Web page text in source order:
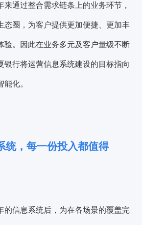
来通过整合需求链条上的业务环节，
态圈，为客户提供更加便捷、更加丰
验。因此在业务多元及客户量级不断
银行将运营信息系统建设的目标指向
化。
统，每一份投入都值得
的信息系统后，为在各场景的覆盖完